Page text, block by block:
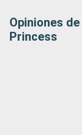
Opiniones
Princess